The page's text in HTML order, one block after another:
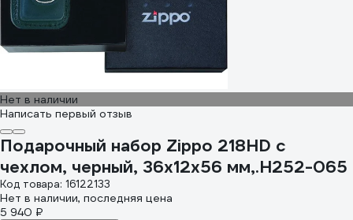
Нет в наличии
Написать первый отзыв
Подарочный набор Zippo 218HD с
чехлом, черный, 36x12x56 мм,.H252-065
Код товара: 16122133
Нет в наличии, последняя цена
5 940 ₽